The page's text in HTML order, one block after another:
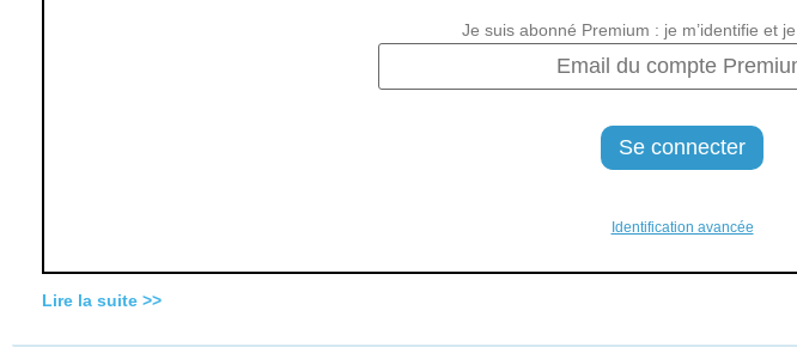
Je suis abonné Premium : je m’identifie et
Identification avancée
Lire la suite >>